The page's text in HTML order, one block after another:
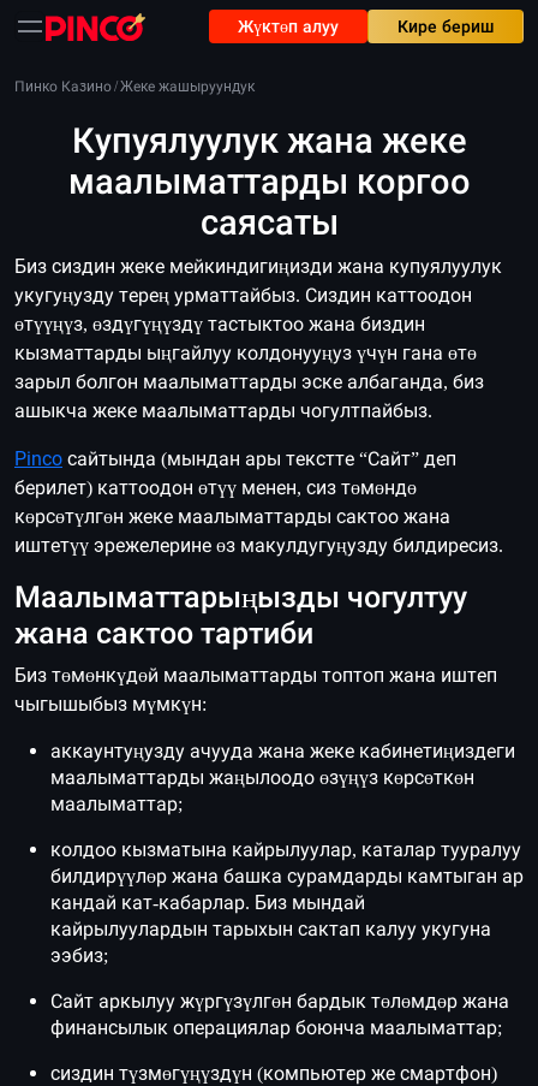
Жүктөп алуу Кире бериш
Пинко Казино/Жеке жашыруундук
Купуялуулук жана жеке
маалыматтарды коргоо
саясаты
Биз сиздин жеке мейкиндигиңизди жана купуялуулук
укугуңузду терең урматтайбыз. Сиздин каттоодон
өтүүңүз, өздүгүңүздү тастыктоо жана биздин
кызматтарды ыңгайлуу колдонууңуз үчүн гана өтө
зарыл болгон маалыматтарды эске албаганда, биз
ашыкча жеке маалыматтарды чогултпайбыз.
Pinco сайтында (мындан ары текстте “Сайт” деп
берилет) каттоодон өтүү менен, сиз төмөндө
көрсөтүлгөн жеке маалыматтарды сактоо жана
иштетүү эрежелерине өз макулдугуңузду билдиресиз.
Маалыматтарыңызды чогултуу
жана сактоо тартиби
Биз төмөнкүдөй маалыматтарды топтоп жана иштеп
чыгышыбыз мүмкүн:
аккаунтуңузду ачууда жана жеке кабинетиңиздеги
маалыматтарды жаңылоодо өзүңүз көрсөткөн
маалыматтар;
колдоо кызматына кайрылуулар, каталар тууралуу
билдирүүлөр жана башка сурамдарды камтыган ар
кандай кат-кабарлар. Биз мындай
кайрылуулардын тарыхын сактап калуу укугуна
ээбиз;
Сайт аркылуу жүргүзүлгөн бардык төлөмдөр жана
финансылык операциялар боюнча маалыматтар;
сиздин түзмөгүңүздүн (компьютер же смартфон)